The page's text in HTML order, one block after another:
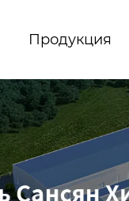
Продукция